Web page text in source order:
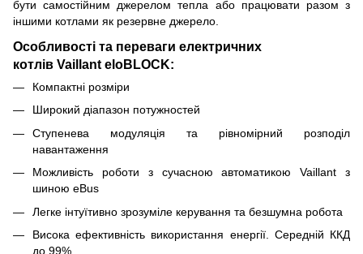
бути самостійним джерелом тепла або працювати разом з
іншими котлами як резервне джерело.
Особливості та переваги електричних
котлів Vaillant eloBLOCK:
Компактні розміри
Широкий діапазон потужностей
Ступенева модуляція та рівномірний розподіл
навантаження
Можливість роботи з сучасною автоматикою Vaillant з
шиною eBus
Легке інтуїтивно зрозуміле керування та безшумна робота
Висока ефективність використання енергії. Середній ККД
до 99%